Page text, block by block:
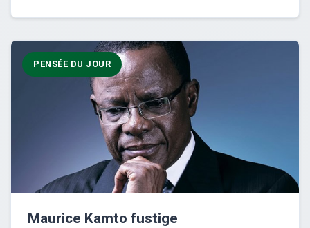
PENSÉE DU JOUR
Maurice Kamto fustige